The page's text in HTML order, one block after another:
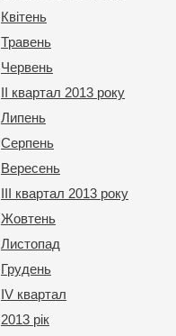
Квітень
Травень
Червень
ІІ квартал 2013 року
Липень
Серпень
Вересень
ІІІ квартал 2013 року
Жовтень
Листопад
Грудень
ІV квартал
2013 рік